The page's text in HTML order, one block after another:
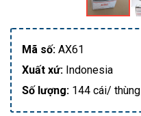
Mã số: AX61
Xuất xứ: Indonesia
Số lượng: 144 cái/ thùng